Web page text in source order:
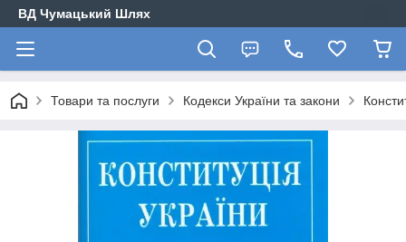
ВД Чумацький Шлях
Товари та послуги Кодекси України та закони